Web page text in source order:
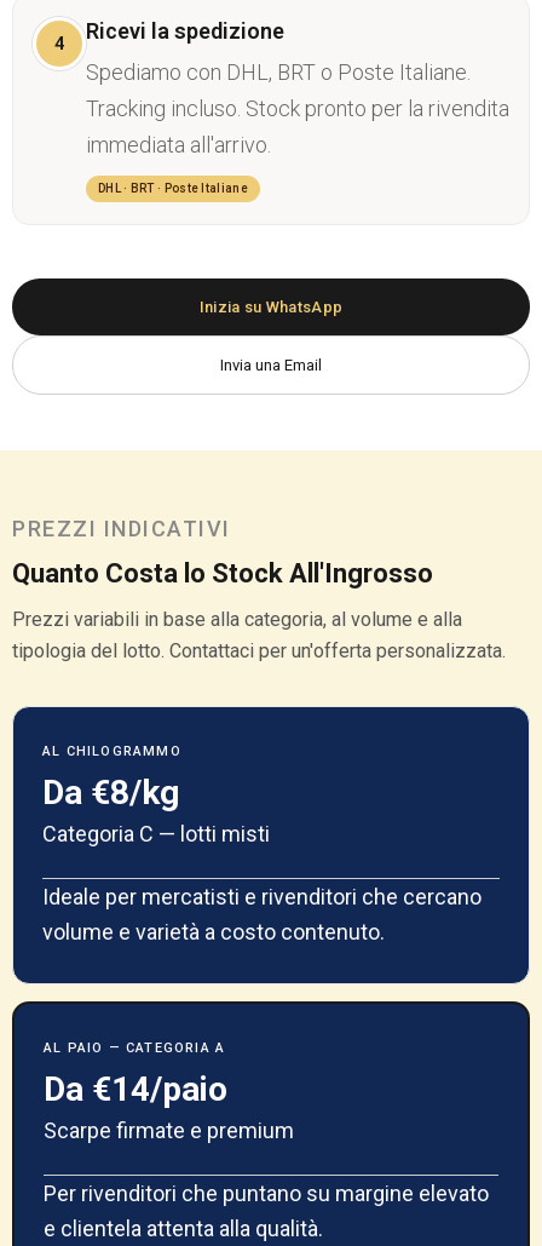
4
Ricevi la spedizione
Spediamo con DHL, BRT o Poste Italiane.
Tracking incluso. Stock pronto per la rivendita
immediata all'arrivo.
DHL · BRT · Poste Italiane
Inizia su WhatsApp
Invia una Email
PREZZI INDICATIVI
Quanto Costa lo Stock All'Ingrosso
Prezzi variabili in base alla categoria, al volume e alla
tipologia del lotto. Contattaci per un'offerta personalizzata.
AL CHILOGRAMMO
Da €8/kg
Categoria C — lotti misti
Ideale per mercatisti e rivenditori che cercano
volume e varietà a costo contenuto.
AL PAIO — CATEGORIA A
Da €14/paio
Scarpe firmate e premium
Per rivenditori che puntano su margine elevato
e clientela attenta alla qualità.